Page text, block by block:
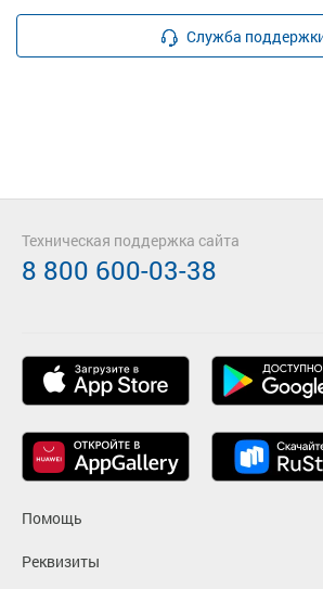
Служба
Помощь
Реквизиты
Техническая поддержка сайта
8 800 600-03-38